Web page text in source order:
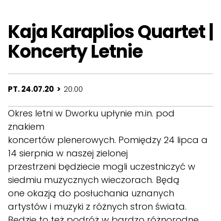
Kaja Karaplios Quartet |
Koncerty Letnie
PT. 24.07.20 > 20:00
Okres letni w Dworku upłynie m.in. pod
znakiem
koncertów plenerowych. Pomiędzy 24 lipca a
14 sierpnia w naszej zielonej
przestrzeni będziecie mogli uczestniczyć w
siedmiu muzycznych wieczorach. Będą
one okazją do posłuchania uznanych
artystów i muzyki z różnych stron świata.